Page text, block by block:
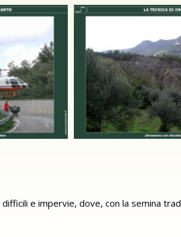
e impervie, dove, con la semina